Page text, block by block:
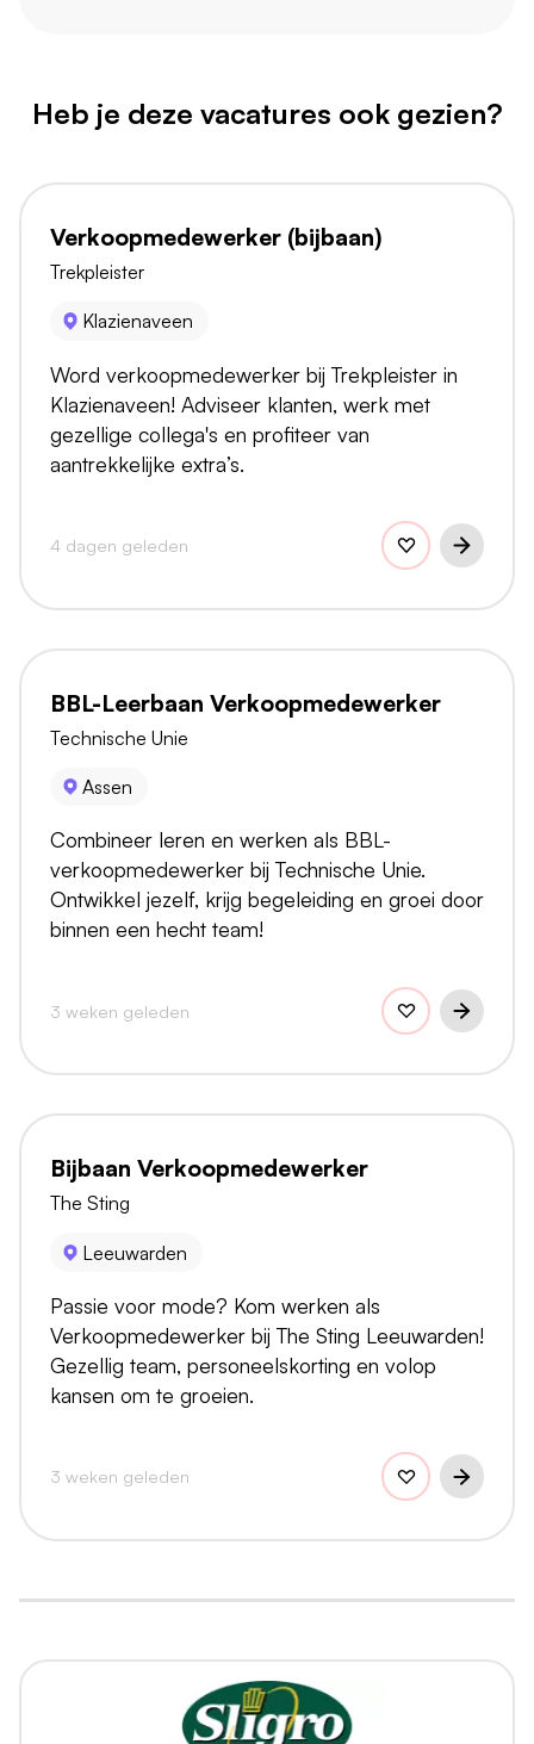
Heb je deze vacatures ook gezien?
Verkoopmedewerker (bijbaan)
Trekpleister
Klazienaveen
Word verkoopmedewerker bij Trekpleister in
Klazienaveen! Adviseer klanten, werk met
gezellige collega's en profiteer van
aantrekkelijke extra’s.
4 dagen geleden
BBL-Leerbaan Verkoopmedewerker
Technische Unie
Assen
Combineer leren en werken als BBL-
verkoopmedewerker bij Technische Unie.
Ontwikkel jezelf, krijg begeleiding en groei door
binnen een hecht team!
3 weken geleden
Bijbaan Verkoopmedewerker
The Sting
Leeuwarden
Passie voor mode? Kom werken als
Verkoopmedewerker bij The Sting Leeuwarden!
Gezellig team, personeelskorting en volop
kansen om te groeien.
3 weken geleden